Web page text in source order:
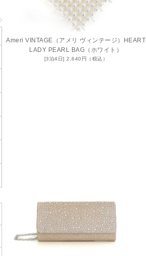
Ameri VINTAGE（アメリ ヴィンテージ）HEART
LADY PEARL BAG（ホワイト）
2,640円（税込）